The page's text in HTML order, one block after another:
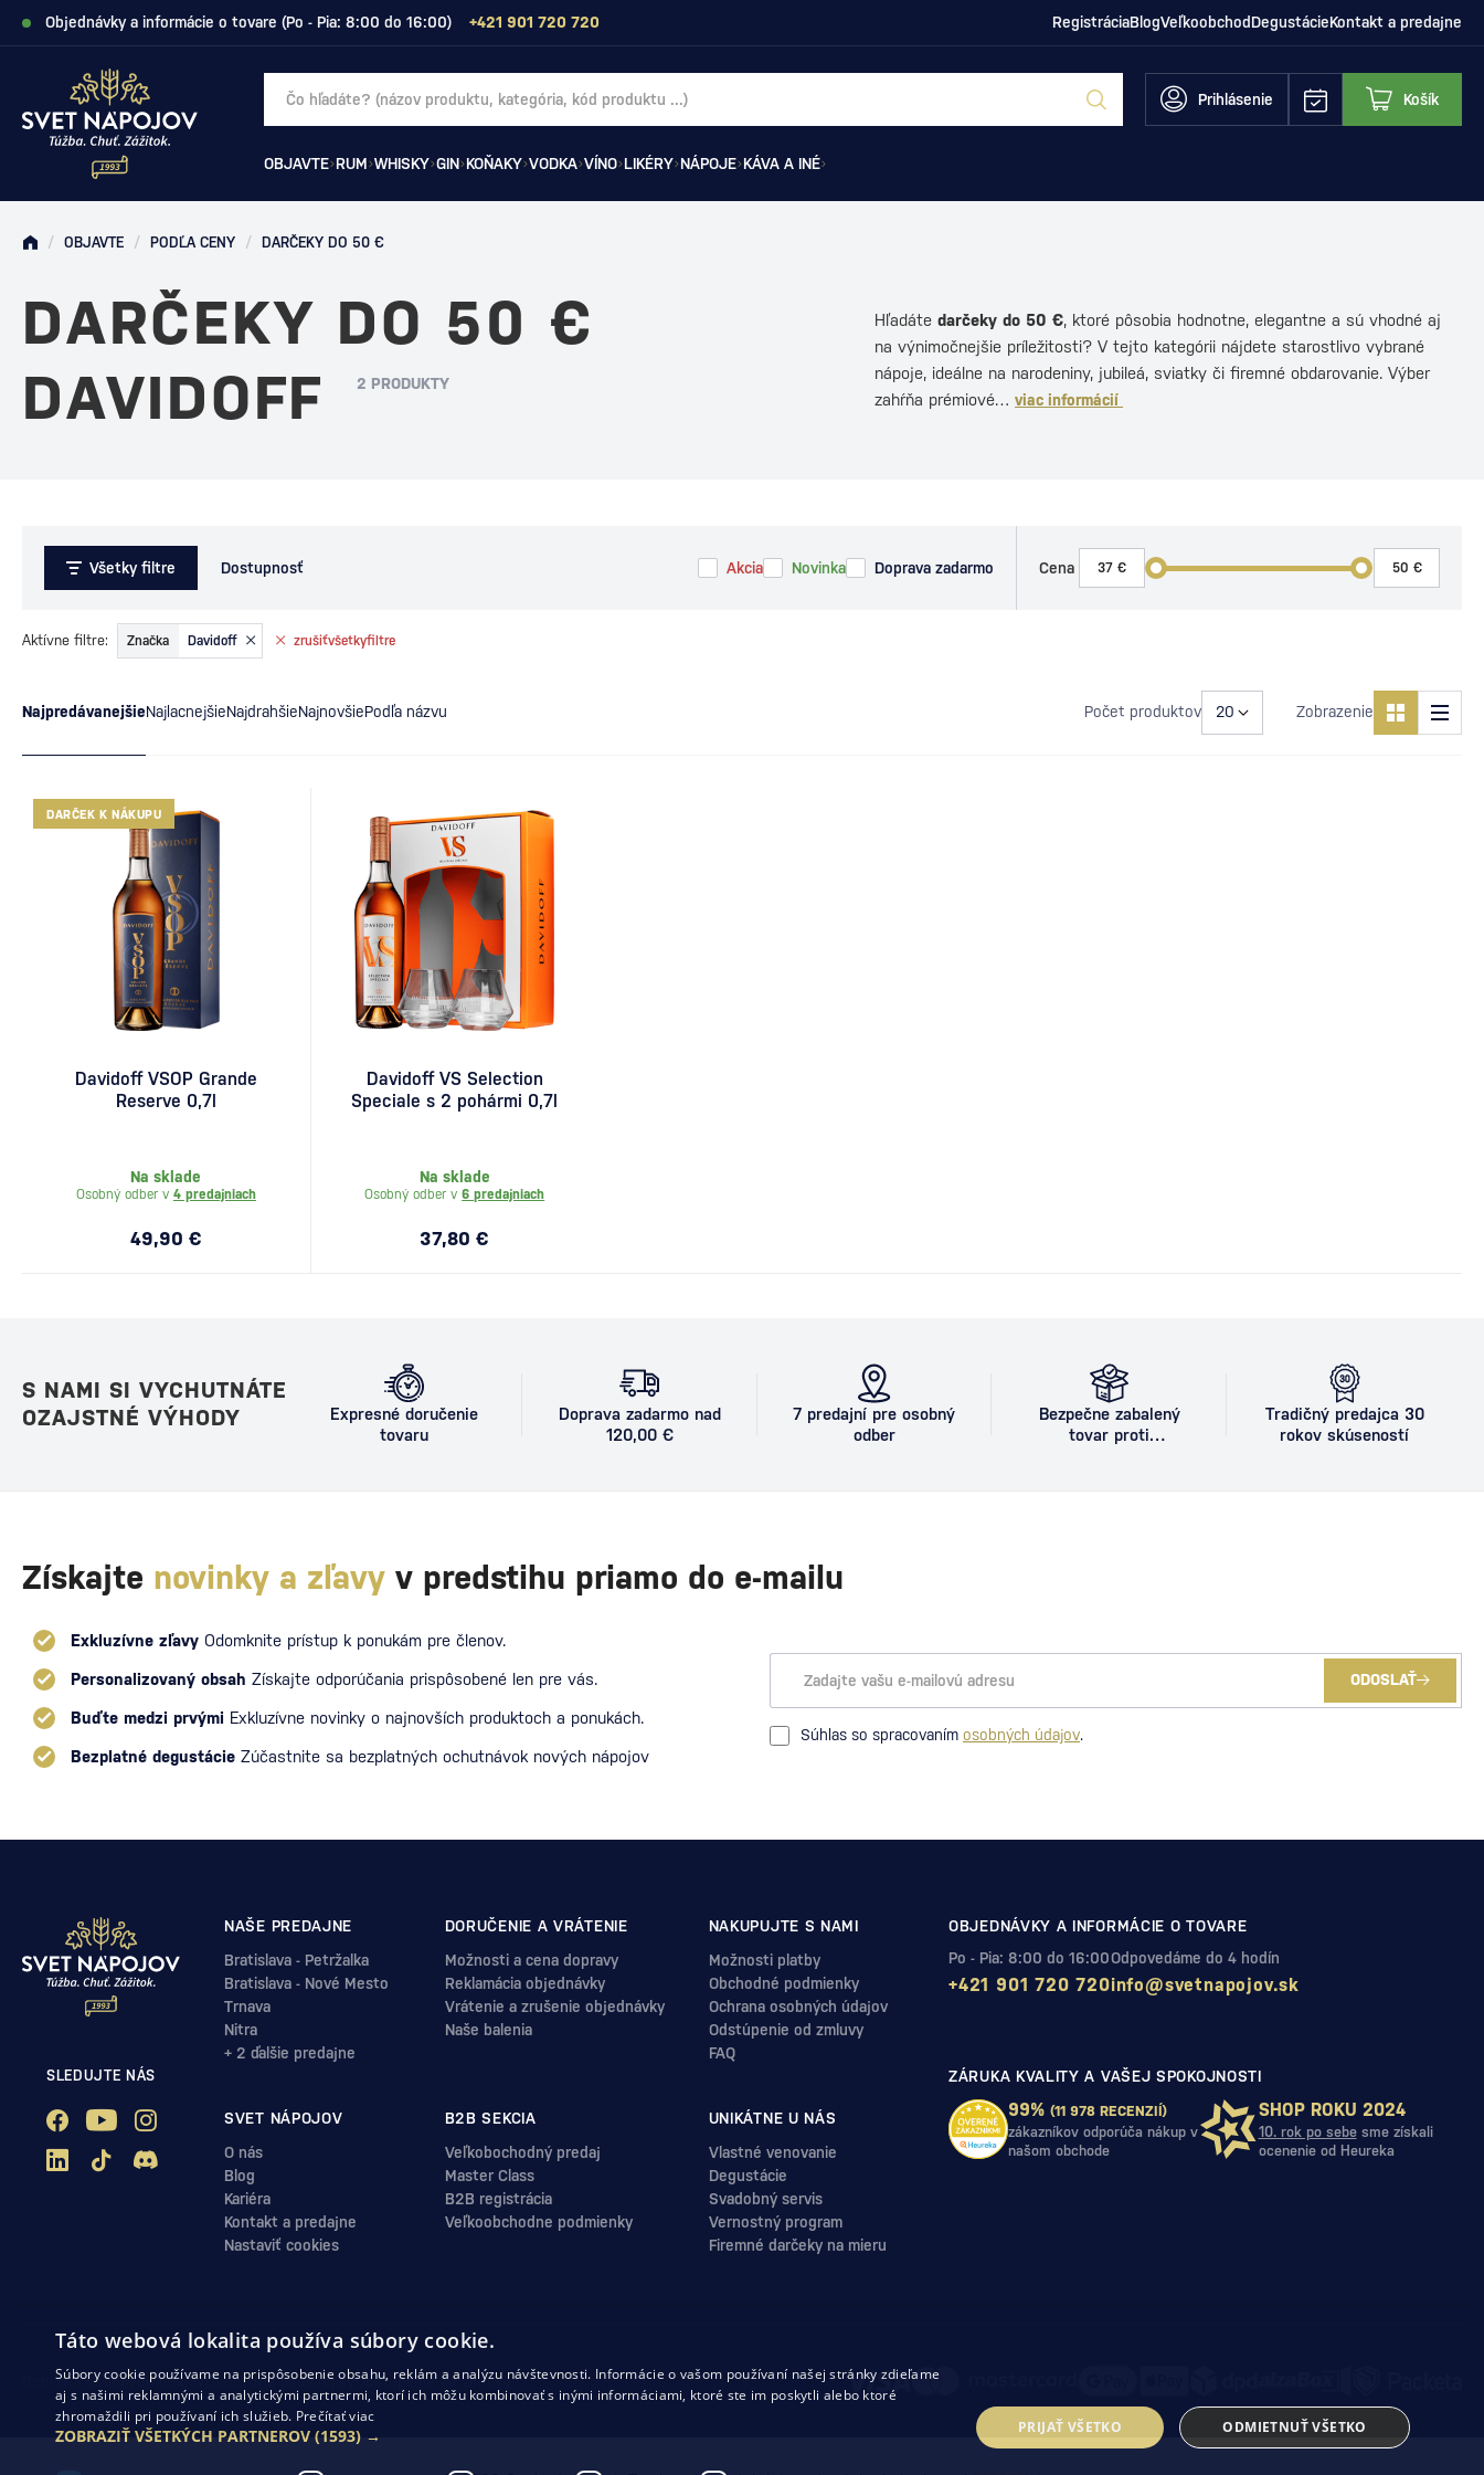
Objednávky a informácie o tovare (Po - Pia: 8:00 do 16:00) +421 901 720 720 RegistráciaBlogVeľkoobchodDegustácieKontakt a predajne
Prihlásenie Košík
OBJAVTE RUM WHISKY GIN KOŇAKY VODKA VÍNO LIKÉRY NÁPOJE KÁVA A INÉ
/ OBJAVTE / PODĽA CENY / DARČEKY DO 50 €
DARČEKY DO 50 €
DAVIDOFF
2 PRODUKTY
Hľadáte darčeky do 50 €, ktoré pôsobia hodnotne, elegantne a sú vhodné aj
na výnimočnejšie príležitosti? V tejto kategórii nájdete starostlivo vybrané
nápoje, ideálne na narodeniny, jubileá, sviatky či firemné obdarovanie. Výber
zahŕňa prémiové… viac informácií
Všetky filtre Dostupnosť Akcia Novinka Doprava zadarmo Cena
NajpredávanejšieNajlacnejšieNajdrahšieNajnovšiePodľa názvu Počet produktov Zobrazenie
zrušiťvšetkyfiltre
Aktívne filtre: Značka Davidoff
DARČEK K NÁKUPU
Davidoff VSOP Grande
Reserve 0,7l
Na sklade
Osobný odber v 4 predajniach
49,90 €
Davidoff VS Selection
Speciale s 2 pohármi 0,7l
Na sklade
Osobný odber v6 predajniach
37,80 €
S NAMI SI VYCHUTNÁTE
OZAJSTNÉ VÝHODY
Expresné doručenie
tovaru
Doprava zadarmo nad
120,00 €
7 predajní pre osobný
odber
Bezpečne zabalený
tovar proti
Tradičný predajca 30
rokov skúseností
Získajte novinky a zľavy v predstihu priamo do e-mailu
Exkluzívne zľavy Odomknite prístup k ponukám pre členov.
Personalizovaný obsah Získajte odporúčania prispôsobené len pre vás.
Buďte medzi prvými Exkluzívne novinky o najnovších produktoch a ponukách.
Bezplatné degustácie Zúčastnite sa bezplatných ochutnávok nových nápojov
ODOSLAŤ
Súhlas so spracovaním osobných údajov.
SLEDUJTE NÁS
NAŠE PREDAJNE
Bratislava - Petržalka
Bratislava - Nové Mesto
Trnava
Nitra
+ 2 ďalšie predajne
DORUČENIE A VRÁTENIE
Možnosti a cena dopravy
Reklamácia objednávky
Vrátenie a zrušenie objednávky
Naše balenia
NAKUPUJTE S NAMI
Možnosti platby
Obchodné podmienky
Ochrana osobných údajov
Odstúpenie od zmluvy
FAQ
SVET NÁPOJOV
O nás
Blog
Kariéra
Kontakt a predajne
Nastaviť cookies
B2B SEKCIA
Veľkobochodný predaj
Master Class
B2B registrácia
Veľkoobchodne podmienky
UNIKÁTNE U NÁS
Vlastné venovanie
Degustácie
Svadobný servis
Vernostný program
Firemné darčeky na mieru
OBJEDNÁVKY A INFORMÁCIE O TOVARE
Po - Pia: 8:00 do 16:00
+421 901 720 720
Odpovedáme do 4 hodín
info@svetnapojov.sk
ZÁRUKA KVALITY A VAŠEJ SPOKOJNOSTI
99% (11 978 RECENZIÍ)
zákazníkov odporúča nákup v
našom obchode
SHOP ROKU 2024
10. rok po sebesme získali
ocenenie od Heureka
Ochrana osobných údajovObchodné podmienkyOdstúpenie od zmluvy
Táto webová lokalita používa súbory cookie.
Súbory cookie používame na prispôsobenie obsahu, reklám a analýzu návštevnosti. Informácie o vašom používaní našej stránky zdieľame
aj s našimi reklamnými a analytickými partnermi, ktorí ich môžu kombinovať s inými informáciami, ktoré ste im poskytli alebo ktoré
zhromaždili pri používaní ich služieb. Prečítať viac
ZOBRAZIŤ VŠETKÝCH PARTNEROV (1593) → PRIJAŤ VŠETKO ODMIETNUŤ VŠETKO